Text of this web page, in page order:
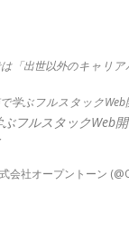
「出世以外のキャリ
学ぶフルスタック
フルスタックWeb
会社オープントーン